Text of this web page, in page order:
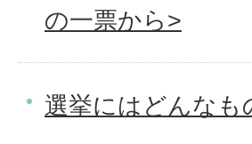
の一票から>
選挙にはどんなも